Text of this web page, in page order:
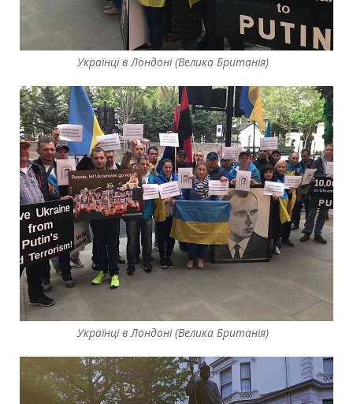
Українці в Лондоні (Велика Британія)
Українці в Лондоні (Велика Британія)